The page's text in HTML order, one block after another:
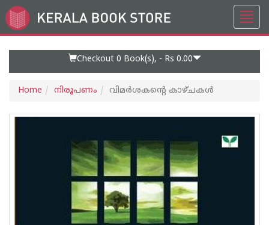
Go
to
Checkout 0 Book(s), - Rs 0.00
Home നിരൂപണം വിമര്‍ശകന്റെ കാഴ്ചകള്‍